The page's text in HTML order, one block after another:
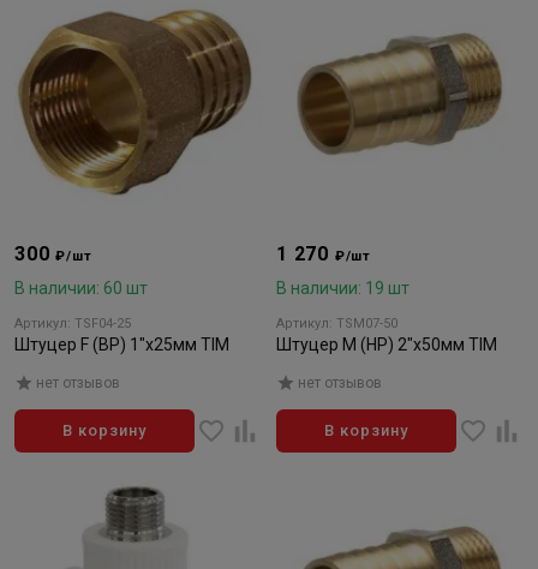
300₽/шт
В наличии: 60 шт
Артикул: TSF04-25
Штуцер F (BP) 1"x25мм TIM
нет отзывов
В корзину
1 270 ₽/шт
В наличии: 19 шт
Артикул: TSM07-50
Штуцер M (HP) 2"x50мм TIM
нет отзывов
В корзину